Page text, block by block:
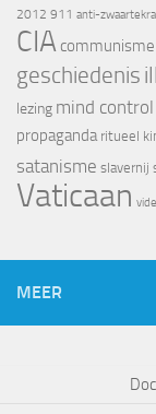
2012 911 anti-
CIA communisme
geschiedenis
lezing mind control
propaganda ritueel
satanisme slavernij
Vaticaan
MEER